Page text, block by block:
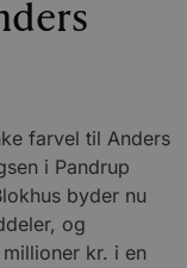
farvel til Anders
i Pandrup
byder nu
og
kr. i en